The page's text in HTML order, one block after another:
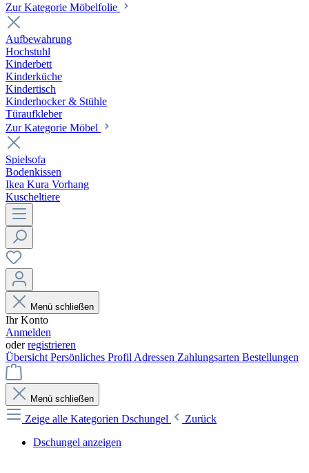
Zur Kategorie Möbelfolie
Aufbewahrung
Hochstuhl
Kinderbett
Kinderküche
Kindertisch
Kinderhocker & Stühle
Türaufkleber
Zur Kategorie Möbel
Spielsofa
Bodenkissen
Ikea Kura Vorhang
Kuscheltiere
Menü schließen
Ihr Konto
Anmelden
oderregistrieren
Übersicht Persönliches Profil Adressen Zahlungsarten Bestellungen
Menü schließen
Zeige alle Kategorien Dschungel
Zurück
Dschungel anzeigen